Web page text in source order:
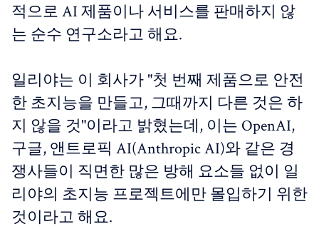
적으로 AI 제품이나 서비스를 판매하지 않
는 순수 연구소라고 해요.
일리야는 이 회사가 "첫 번째 제품으로 안전
한 초지능을 만들고, 그때까지 다른 것은 하
지 않을 것"이라고 밝혔는데, 이는 OpenAI,
구글, 앤트로픽 AI(Anthropic AI)와 같은 경
쟁사들이 직면한 많은 방해 요소들 없이 일
리야의 초지능 프로젝트에만 몰입하기 위한
것이라고 해요.